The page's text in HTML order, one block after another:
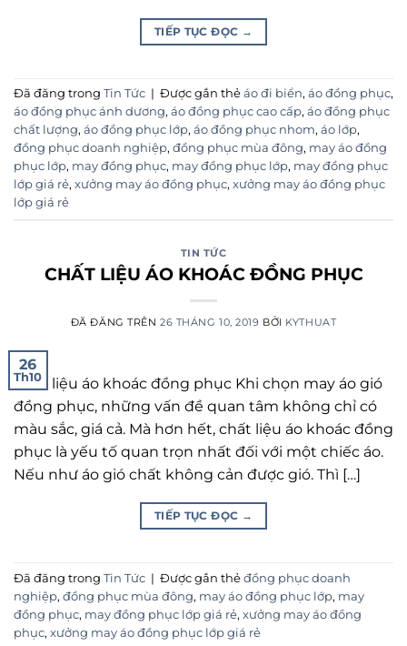
TIẾP TỤC ĐỌC →
Đã đăng trong Tin Tức | Được gắn thẻ áo đi biển, áo đồng phục,
áo đồng phục ánh dương, áo đồng phục cao cấp, áo đồng phục
chất lượng, áo đồng phục lớp, áo đồng phục nhom, áo lớp,
đồng phục doanh nghiệp, đồng phục mùa đông, may áo đồng
phục lớp, may đồng phục, may đồng phục lớp, may đồng phục
lớp giá rẻ, xưởng may áo đồng phục, xưởng may áo đồng phục
lớp giá rẻ
TIN TỨC
CHẤT LIỆU ÁO KHOÁC ĐỒNG PHỤC
ĐÃ ĐĂNG TRÊN 26 THÁNG 10, 2019 BỞI KYTHUAT
26
Th10
Chất liệu áo khoác đồng phục Khi chọn may áo gió
đồng phục, những vấn đề quan tâm không chỉ có
màu sắc, giá cả. Mà hơn hết, chất liệu áo khoác đồng
phục là yếu tố quan trọn nhất đối với một chiếc áo.
Nếu như áo gió chất không cản được gió. Thì […]
TIẾP TỤC ĐỌC →
Đã đăng trong Tin Tức | Được gắn thẻ đồng phục doanh
nghiệp, đồng phục mùa đông, may áo đồng phục lớp, may
đồng phục, may đồng phục lớp giá rẻ, xưởng may áo đồng
phục, xưởng may áo đồng phục lớp giá rẻ